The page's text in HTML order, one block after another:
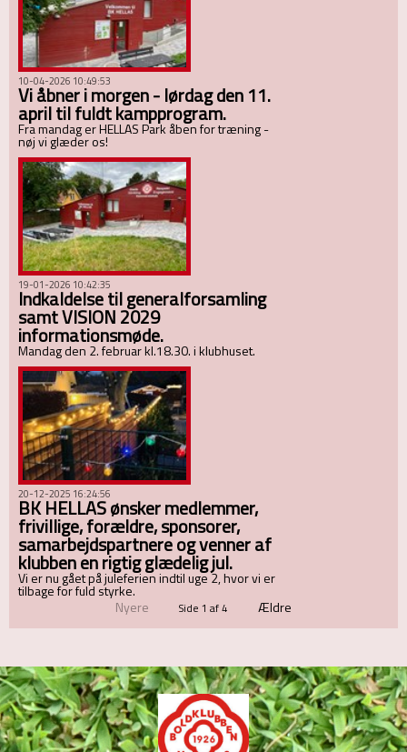
10-04-2026 10:49:53
Vi åbner i morgen - lørdag den 11.
april til fuldt kampprogram.
Fra mandag er HELLAS Park åben for træning -
nøj vi glæder os!
19-01-2026 10:42:35
Indkaldelse til generalforsamling
samt VISION 2029
informationsmøde.
Mandag den 2. februar kl.18.30. i klubhuset.
20-12-2025 16:24:56
BK HELLAS ønsker medlemmer,
frivillige, forældre, sponsorer,
samarbejdspartnere og venner af
klubben en rigtig glædelig jul.
Vi er nu gået på juleferien indtil uge 2, hvor vi er
tilbage for fuld styrke.
Nyere
Side 1 af 4 Ældre